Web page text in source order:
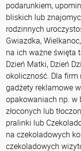
podarunkiem,
bliskich lub
rodzinnych
Gwiazdka,
na ich ważne święta
Dzień Matki, Dzień
okoliczność. Dla firm
gadżety reklamowe
opakowaniach np. w
złoconych lub
pralinki lub
na czekoladowych
czekoladowych